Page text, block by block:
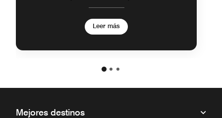
Leer más
Mejores destinos